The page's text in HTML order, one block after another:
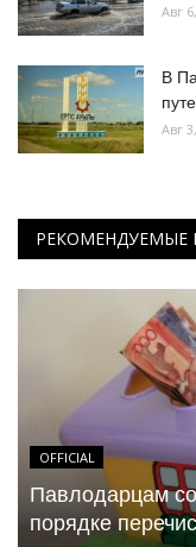
Авг
В
Авг
РЕКОМЕНДУЕМЫЕ
OFFICIAL
Павлодарцам
порядке